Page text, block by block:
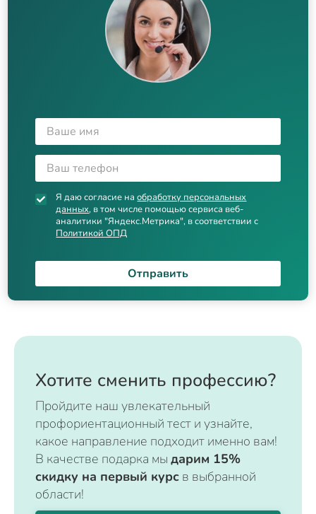
Я даю согласие наобработку персональных
данных, в том числе помощью сервиса веб-
аналитики "Яндекс.Метрика", в соответствии с
Политикой ОПД
Отправить
Хотите сменить профессию?
Пройдите наш увлекательный
профориентационный тест и узнайте,
какое направление подходит именно вам!
В качестве подарка мы дарим 15%
скидку на первый курс в выбранной
области!